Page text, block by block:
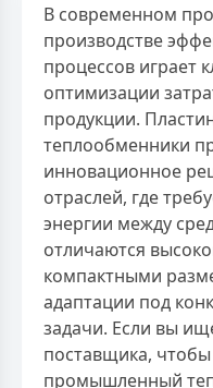
В современном
производстве
процессов играет
оптимизации
продукции.
теплообменники
инновационное
отраслей, где
энергии между
отличаются
компактными
адаптации под
задачи. Если вы
поставщика,
промышленный